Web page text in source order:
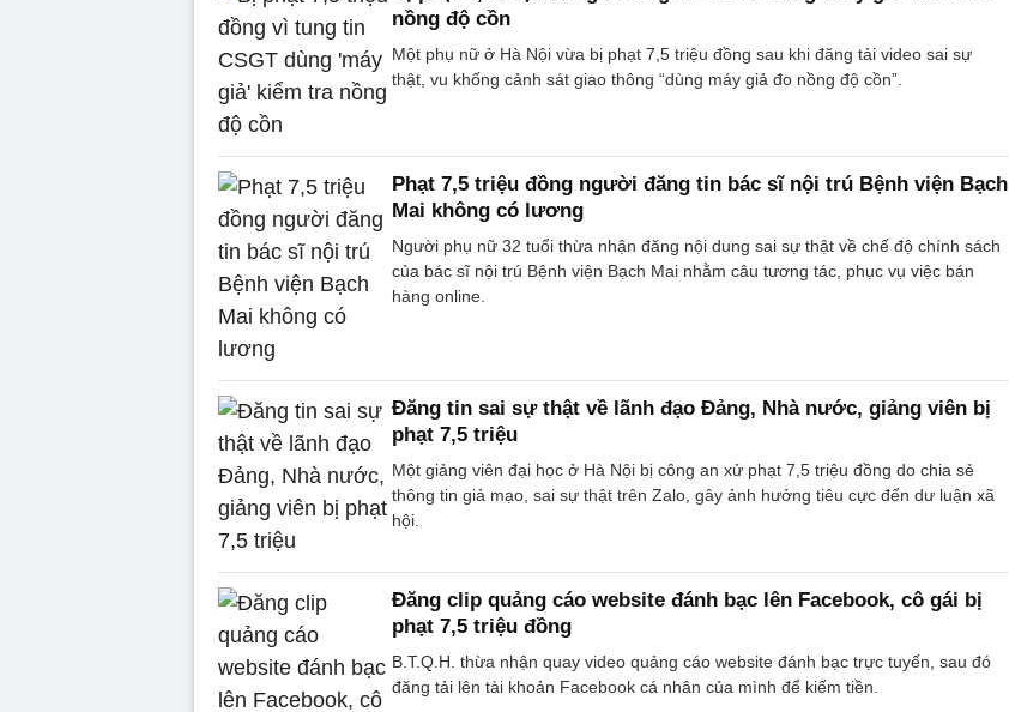
nồng độ cồn
Một phụ nữ ở Hà Nội vừa bị phạt 7,5 triệu đồng sau khi đăng tải video sai sự
thật, vu khống cảnh sát giao thông “dùng máy giả đo nồng độ cồn”.
Phạt 7,5 triệu đồng người đăng tin bác sĩ nội trú Bệnh viện Bạch
Mai không có lương
Người phụ nữ 32 tuổi thừa nhận đăng nội dung sai sự thật về chế độ chính sách
của bác sĩ nội trú Bệnh viện Bạch Mai nhằm câu tương tác, phục vụ việc bán
hàng online.
Đăng tin sai sự thật về lãnh đạo Đảng, Nhà nước, giảng viên bị
phạt 7,5 triệu
Một giảng viên đại học ở Hà Nội bị công an xử phạt 7,5 triệu đồng do chia sẻ
thông tin giả mạo, sai sự thật trên Zalo, gây ảnh hưởng tiêu cực đến dư luận xã
hội.
Đăng clip quảng cáo website đánh bạc lên Facebook, cô gái bị
phạt 7,5 triệu đồng
B.T.Q.H. thừa nhận quay video quảng cáo website đánh bạc trực tuyến, sau đó
đăng tải lên tài khoản Facebook cá nhân của mình để kiếm tiền.